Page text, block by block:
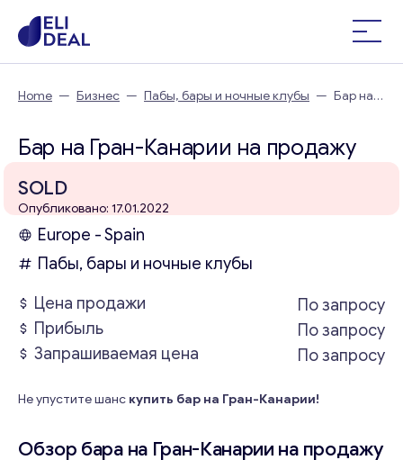
Home — Бизнес — Пабы, бары и ночные клубы — Бар на
Бар на Гран-Канарии на продажу
SOLD
Опубликовано: 17.01.2022
Europe - Spain
Пабы, бары и ночные клубы
Цена продажи
По запросу
Прибыль
По запросу
Запрашиваемая цена
По запросу
Не упустите шанс купить бар на Гран-Канарии!
Обзор бара на Гран-Канарии на продажу